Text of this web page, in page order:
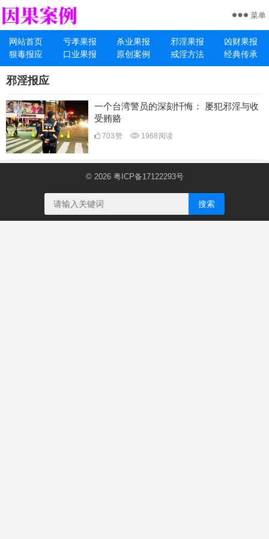
网站首页 亏孝果报 杀业果报 邪淫果报
凶财果报
狠毒报应
口业果报 原创案例 戒淫方法 经典传承
菜单
邪淫报应
一个台湾警员的深刻忏悔： 屡犯邪淫与收
受贿赂
703赞 1968 阅读
© 2026 粤ICP备17122293号
搜索